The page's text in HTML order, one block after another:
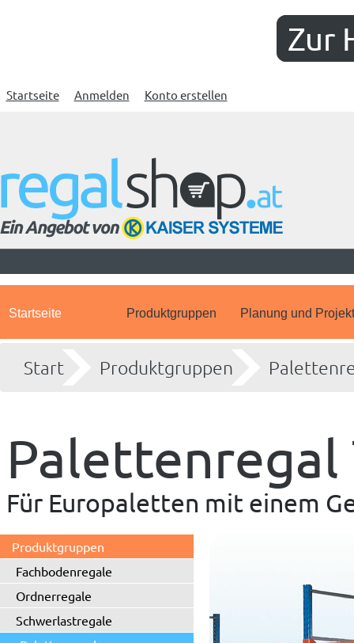
Zur
Startseite Anmelden Konto erstellen
Startseite Produktgruppen Planung und
Start Produktgruppen
Palettenregal
Für Europaletten mit einem
Produktgruppen
Fachbodenregale
Ordnerregale
Schwerlastregale